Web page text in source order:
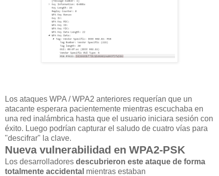
Los ataques WPA / WPA2 anteriores requerían que un
atacante esperara pacientemente mientras escuchaba en
una red inalámbrica hasta que el usuario iniciara sesión con
éxito. Luego podrían capturar el saludo de cuatro vías para
"descifrar" la clave.
Nueva vulnerabilidad en WPA2-PSK
Los desarrolladores descubrieron este ataque de forma
totalmente accidental mientras estaban